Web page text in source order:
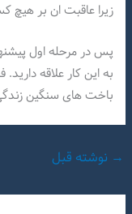
زیرا عاقبت ان بر
پس در مرحله اول
به این کار علاقه
باخت های سنگین
→ نوشته قبل